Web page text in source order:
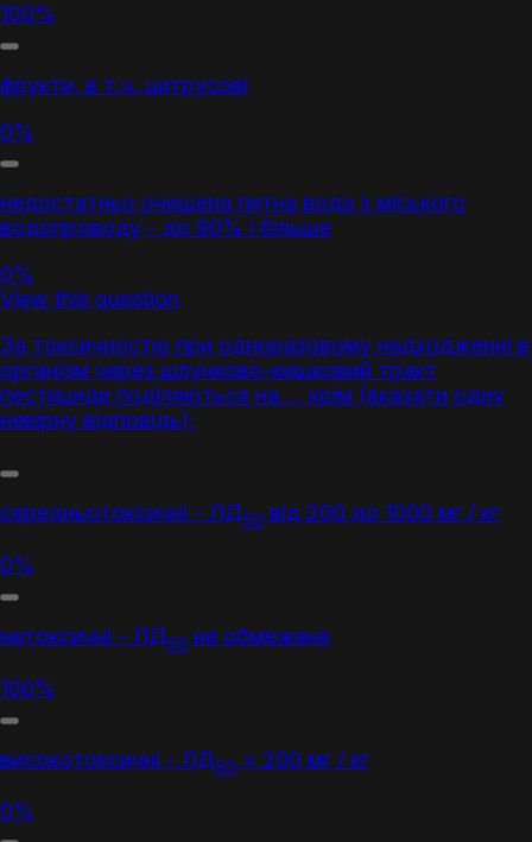
100%
фрукти, в т.ч. цитрусові
0%
недостатньо очищена питна вода з міського
водопроводу - до 90% і більше
0%
View this question
За токсичностю при одноразовому надходженні в
організм через шлунково-кишковий тракт
пестициди поділяються на…, крім (вказати одну
невірну відповідь):
середньотоксичні - ЛД50 від 200 до 1000 мг / кг
0%
нетоксичні - ЛД50 не обмежена
100%
високотоксичні - ЛД50 = 200 мг / кг
0%